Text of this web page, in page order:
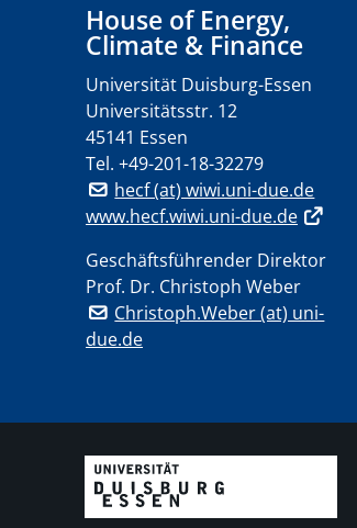
House of Energy,
Climate & Finance
Universität Duisburg-Essen
Universitätsstr. 12
45141 Essen
Tel. +49-201-18-32279
hecf (at) wiwi.uni-due.de
www.hecf.wiwi.uni-due.de
Geschäftsführender Direktor
Prof. Dr. Christoph Weber
Christoph.Weber (at) uni-
due.de